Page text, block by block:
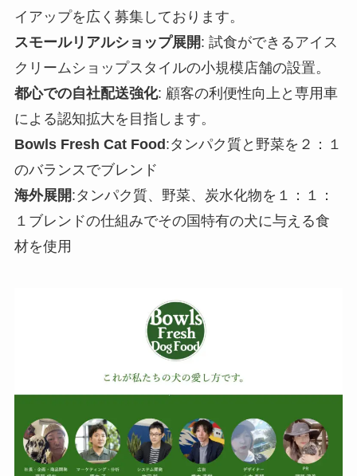
イアップを広く募集しております。
スモールリアルショップ展開: 試食ができるアイス
クリームショップスタイルの小規模店舗の設置。
都心での自社配送強化: 顧客の利便性向上と専用車
による認知拡大を目指します。
Bowls Fresh Cat Food:タンパク質と野菜を２：１
のバランスでブレンド
海外展開:タンパク質、野菜、炭水化物を１：１：
１ブレンドの仕組みでその国特有の犬に与える食
材を使用